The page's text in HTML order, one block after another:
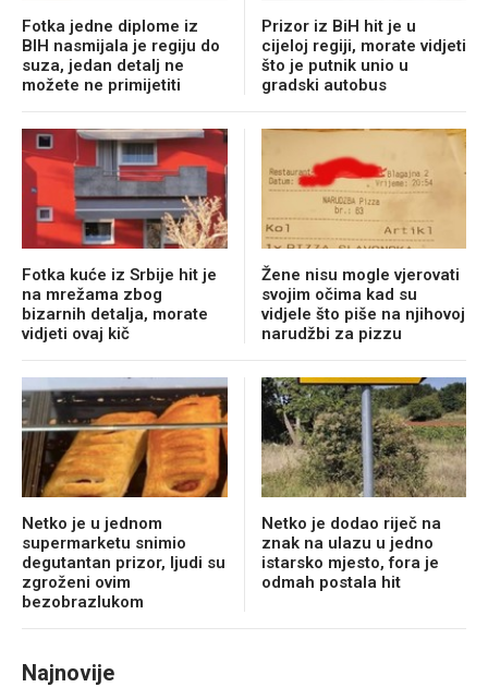
Fotka jedne diplome iz
BIH nasmijala je regiju do
suza, jedan detalj ne
možete ne primijetiti
Prizor iz BiH hit je u
cijeloj regiji, morate vidjeti
što je putnik unio u
gradski autobus
Fotka kuće iz Srbije hit je
na mrežama zbog
bizarnih detalja, morate
vidjeti ovaj kič
Žene nisu mogle vjerovati
svojim očima kad su
vidjele što piše na njihovoj
narudžbi za pizzu
Netko je u jednom
supermarketu snimio
degutantan prizor, ljudi su
zgroženi ovim
bezobrazlukom
Netko je dodao riječ na
znak na ulazu u jedno
istarsko mjesto, fora je
odmah postala hit
Najnovije